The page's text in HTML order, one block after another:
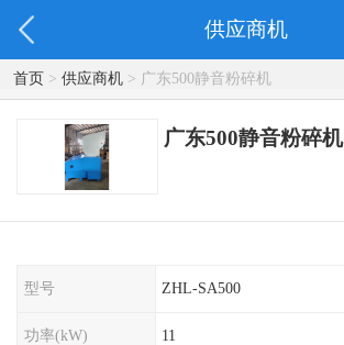
供应商机
首页> 供应商机> 广东500静音粉碎机
广东500静音粉碎机
型号 ZHL-SA500
功率(kW) 11